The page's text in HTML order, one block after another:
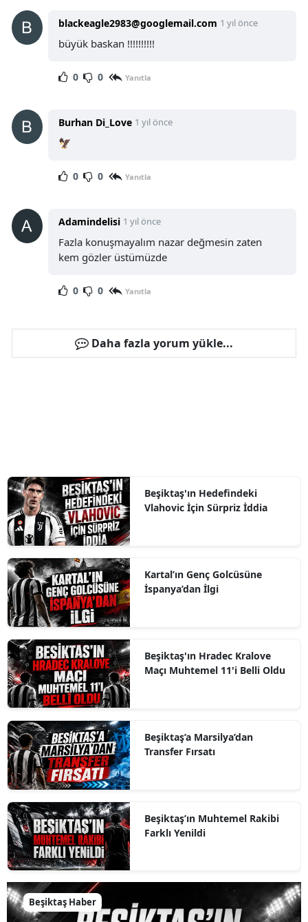
blackeagle2983@googlemail.com 1 yıl önce
büyük baskan !!!!!!!!!!
0 0 Yanıtla
Burhan Di_Love 1 yıl önce
🦅
0 0 Yanıtla
Adamindelisi 1 yıl önce
Fazla konuşmayalım nazar değmesin zaten
kem gözler üstümüzde
0 0 Yanıtla
Daha fazla yorum yükle...
Beşiktaş'ın Hedefindeki
Vlahovic İçin Sürpriz İddia
Kartal’ın Genç Golcüsüne
İspanya’dan İlgi
Beşiktaş'ın Hradec Kralove
Maçı Muhtemel 11'i Belli Oldu
Beşiktaş’a Marsilya’dan
Transfer Fırsatı
Beşiktaş’ın Muhtemel Rakibi
Farklı Yenildi
Beşiktaş Haber